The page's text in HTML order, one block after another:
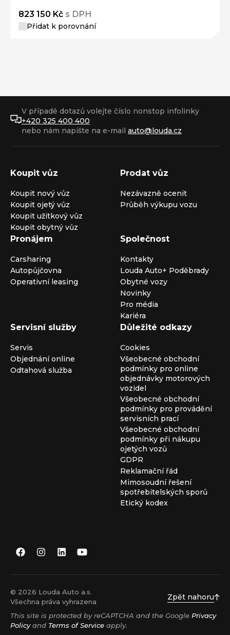
823 150 Kč s DPH
Přidat k porovnání
V případě dotazů volejte číslo nonstop infolinky
+420 325 400 400
nebo nám napište na e-mail auto@louda.cz
Koupit vůz
Koupit nový vůz
Koupit ojetý vůz
Koupit užitkový vůz
Koupit obytný vůz
Prodat vůz
Nezávazně ocenit
Průběh výkupu vozu
Pronájem
Carsharing
Autopůjčovna
Operativní leasing
Společnost
Kontakty
Louda Auto+ Poděbrady
Obytné vozy
Novinky
Pro média
Kariéra
Servisní služby
Servis
Objednání online
Odtahová služba
Důležité odkazy
Cookies
Všeobecné obchodní
podmínky pro online
objednávky motorových
vozidel
Všeobecné obchodní
podmínky pro provádění
servisních prací
Všeobecné obchodní
podmínky při nákupu
ojetých vozů
GDPR
Reklamační řád
Mimosoudní řešení
spotřebitelských sporů
Etický kodex
© 2026 Louda Auto a.s.
Všechna práva vyhrazena
Zpět nahoru
This site is protected by reCAPTCHA and the Google Privacy
Policyand Terms of Service apply.